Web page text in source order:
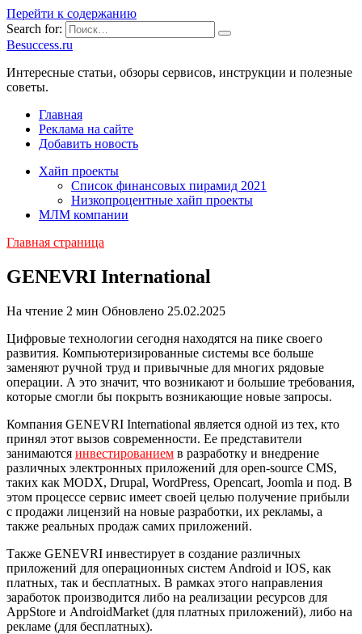
Перейти к содержанию
Search for:
Besuccess.ru
Интересные статьи, обзоры сервисов, инструкции и полезные
советы.
Главная
Реклама на сайте
Добавить новость
Хайп проекты
Список финансовых пирамид 2021
Низкопроцентные хайп проекты
МЛМ компании
Главная страница
GENEVRI International
На чтение 2 мин Обновлено 25.02.2025
Цифровые технологии сегодня находятся на пике своего
развития. Компьютеризированные системы все больше
заменяют ручной труд и привычные для многих рядовые
операции. А это значит, что возникают и большие требования,
которые смогли бы покрыть возникающие новые запросы.
Компания GENEVRI International является одной из тех, кто
принял этот вызов современности. Ее представители
занимаются инвестированием в разработку и внедрение
различных электронных приложений для open-source CMS,
таких как MODX, Drupal, WordPress, Opencart, Joomla и под. В
этом процессе сервис имеет своей целью получение прибыли
с продажи лицензий на новые разработки, их рекламы, а
также реальных продаж самих приложений.
Также GENEVRI инвестирует в создание различных
приложений для операционных систем Android и IOS, как
платных, так и бесплатных. В рамках этого направления
заработок производится либо на реализации ресурсов для
AppStore и AndroidMarket (для платных приложений), либо на
рекламе (для бесплатных).